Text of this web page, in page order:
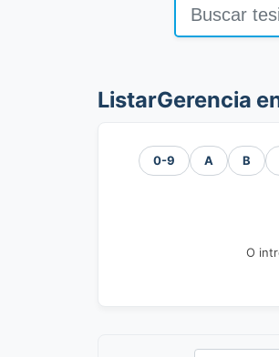
ListarGerencia
0-9 A B
O